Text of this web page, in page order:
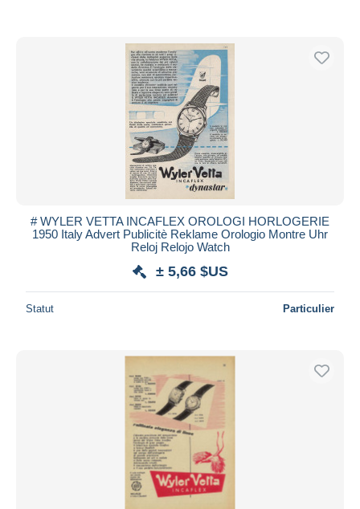
# WYLER VETTA INCAFLEX OROLOGI HORLOGERIE
1950 Italy Advert Publicitè Reklame Orologio Montre Uhr
Reloj Relojo Watch
± 5,66 $US
Statut Particulier